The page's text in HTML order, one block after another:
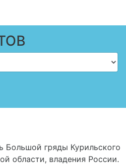
Большой гряды Курильского
области, владения России.